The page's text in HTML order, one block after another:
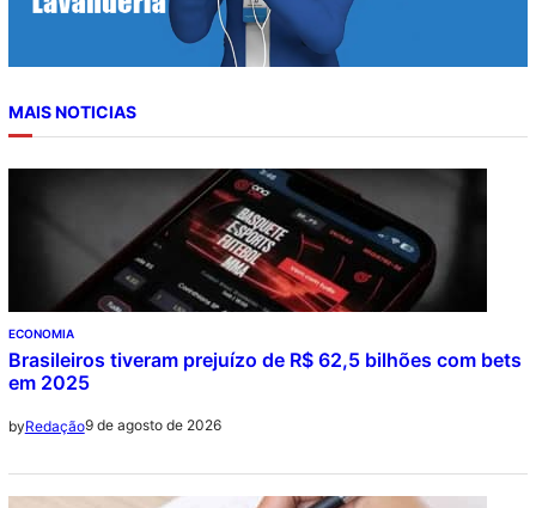
MAIS NOTICIAS
ECONOMIA
Brasileiros tiveram prejuízo de R$ 62,5 bilhões com bets
em 2025
byRedação9 de agosto de 2026